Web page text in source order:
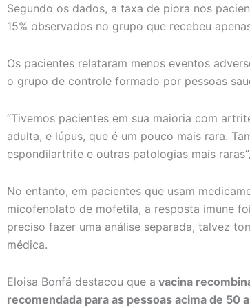
Segundo os dados, a taxa de piora nos
15% observados no grupo que recebeu
Os pacientes relataram menos eventos
o grupo de controle formado por pessoas
“Tivemos pacientes em sua maioria com
adulta, e lúpus, que é um pouco mais rara.
espondilartrite e outras patologias mais
No entanto, em pacientes que usam
micofenolato de mofetila, a resposta imune
preciso fazer uma análise separada, talvez
médica.
Eloisa Bonfá destacou que a vacina
recomendada para as pessoas acima de 50